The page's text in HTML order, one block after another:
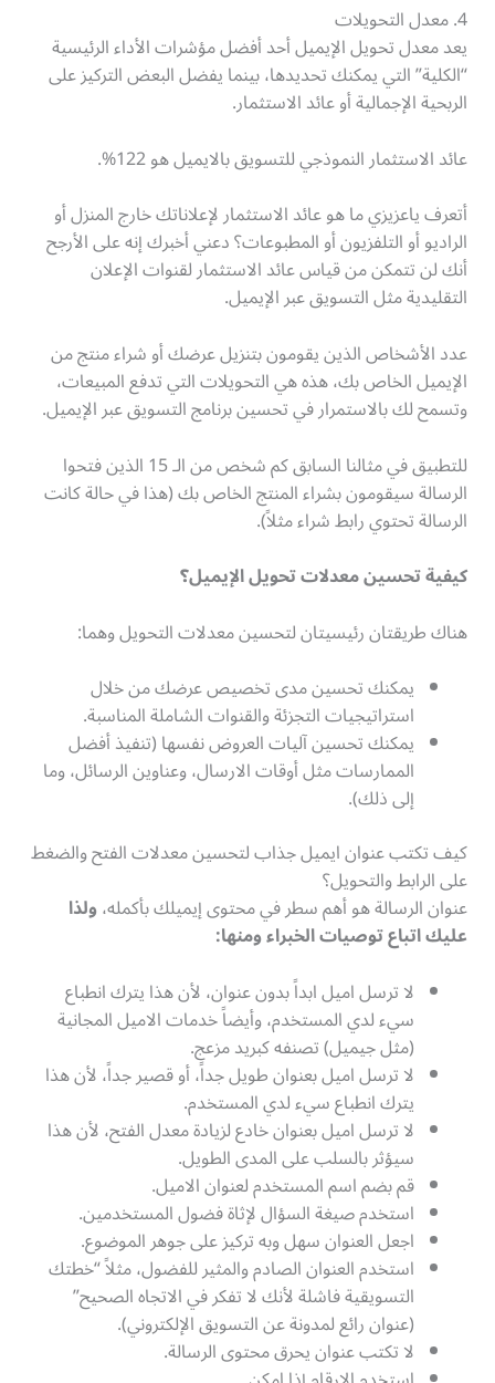
4. معدل التحويلات
يعد معدل تحويل الإيميل أحد أفضل مؤشرات الأداء الرئيسية
“الكلية” التي يمكنك تحديدها، بينما يفضل البعض التركيز على
الربحية الإجمالية أو عائد الاستثمار.
عائد الاستثمار النموذجي للتسويق بالايميل هو 122%.
أتعرف ياعزيزي ما هو عائد الاستثمار لإعلاناتك خارج المنزل أو
الراديو أو التلفزيون أو المطبوعات؟ دعني أخبرك إنه على الأرجح
أنك لن تتمكن من قياس عائد الاستثمار لقنوات الإعلان
التقليدية مثل التسويق عبر الإيميل.
عدد الأشخاص الذين يقومون بتنزيل عرضك أو شراء منتج من
الإيميل الخاص بك، هذه هي التحويلات التي تدفع المبيعات،
وتسمح لك بالاستمرار في تحسين برنامج التسويق عبر الإيميل.
للتطبيق في مثالنا السابق كم شخص من الـ 15 الذين فتحوا
الرسالة سيقومون بشراء المنتج الخاص بك (هذا في حالة كانت
الرسالة تحتوي رابط شراء مثلاً).
كيفية تحسين معدلات تحويل الإيميل؟
هناك طريقتان رئيسيتان لتحسين معدلات التحويل وهما:
يمكنك تحسين مدى تخصيص عرضك من خلال
استراتيجيات التجزئة والقنوات الشاملة المناسبة.
يمكنك تحسين آليات العروض نفسها (تنفيذ أفضل
الممارسات مثل أوقات الارسال، وعناوين الرسائل، وما
إلى ذلك).
كيف تكتب عنوان ايميل جذاب لتحسين معدلات الفتح والضغط
على الرابط والتحويل؟
عنوان الرسالة هو أهم سطر في محتوى إيميلك بأكمله،ولذا
عليك اتباع توصيات الخبراء ومنها:
لا ترسل اميل ابداً بدون عنوان، لأن هذا يترك انطباع
سيء لدي المستخدم، وأيضاً خدمات الاميل المجانية
(مثل جيميل) تصنفه كبريد مزعج.
لا ترسل اميل بعنوان طويل جداً، أو قصير جداً، لأن هذا
يترك انطباع سيء لدي المستخدم.
لا ترسل اميل بعنوان خادع لزيادة معدل الفتح، لأن هذا
سيؤثر بالسلب على المدى الطويل.
قم بضم اسم المستخدم لعنوان الاميل.
استخدم صيغة السؤال لإثاة فضول المستخدمين.
اجعل العنوان سهل وبه تركيز على جوهر الموضوع.
استخدم العنوان الصادم والمثير للفضول، مثلاً “خطتك
التسويقية فاشلة لأنك لا تفكر في الاتجاه الصحيح”
(عنوان رائع لمدونة عن التسويق الإلكتروني).
لا تكتب عنوان يحرق محتوى الرسالة.